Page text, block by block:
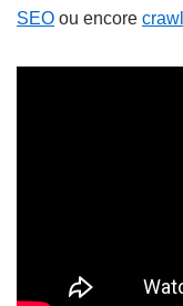
SEO ou encore